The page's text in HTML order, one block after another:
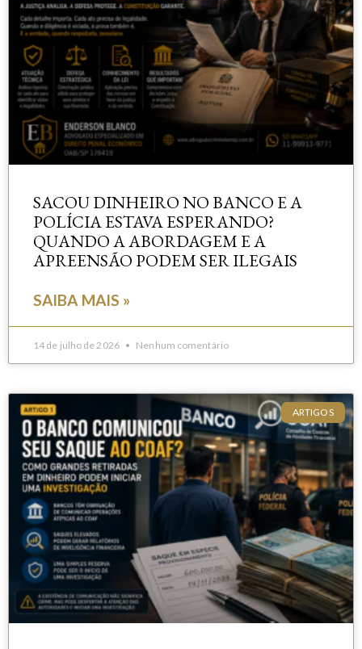
SACOU DINHEIRO NO BANCO E A
POLÍCIA ESTAVA ESPERANDO?
QUANDO A ABORDAGEM E A
APREENSÃO PODEM SER ILEGAIS
SAIBA MAIS »
14 de julho de 2026 Nenhum comentário
ARTIGOS